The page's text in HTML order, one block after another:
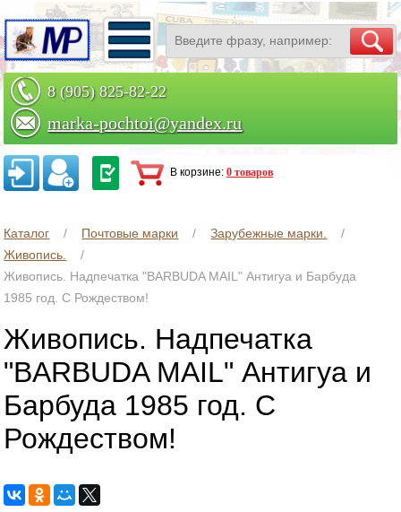
8 (905) 825-82-22
marka-pochtoi@yandex.ru
Заказать по телефону
В корзине: 0 товаров
Каталог Почтовые марки
Зарубежные марки.
Живопись.
Живопись. Надпечатка "BARBUDA MAIL" Антигуа и Барбуда
1985 год. С Рождеством!
Живопись. Надпечатка
"BARBUDA MAIL" Антигуа и
Барбуда 1985 год. С
Рождеством!